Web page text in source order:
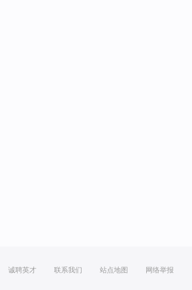
诚聘英才 联系我们 站点地图 网络举报